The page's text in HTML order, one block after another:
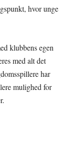
hvor unge
klubbens egen
med alt det
har
mulighed for